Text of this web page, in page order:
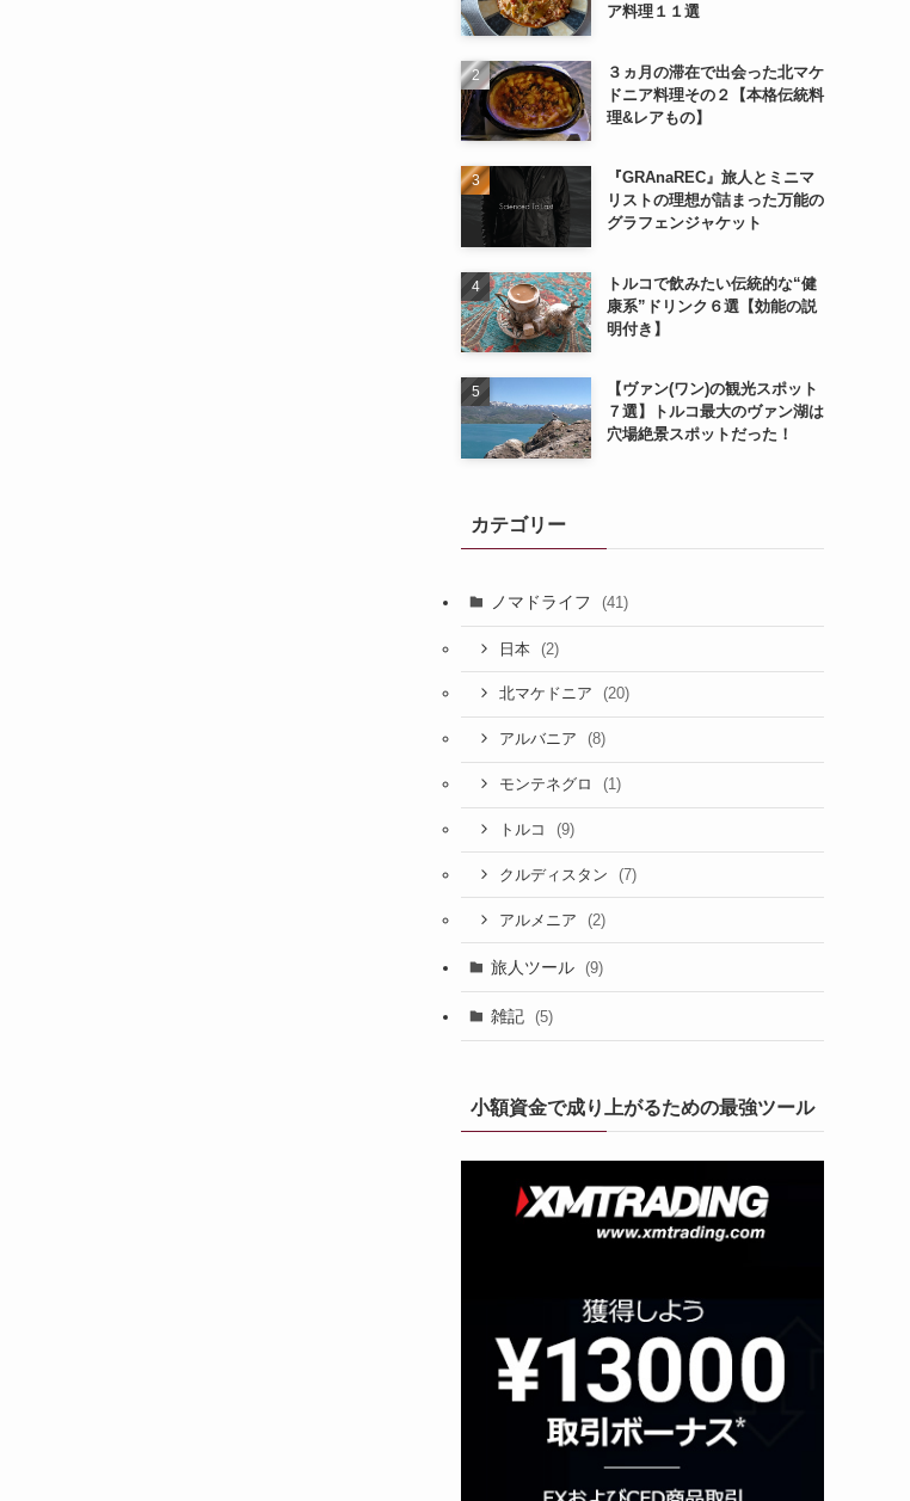
ア料理１１選
３ヵ月の滞在で出会った北マケ
ドニア料理その２【本格伝統料
理&レアもの】
『GRAnaREC』旅人とミニマ
リストの理想が詰まった万能の
グラフェンジャケット
トルコで飲みたい伝統的な“健
康系”ドリンク６選【効能の説
明付き】
【ヴァン(ワン)の観光スポット
７選】トルコ最大のヴァン湖は
穴場絶景スポットだった！
カテゴリー
ノマドライフ (41)
日本 (2)
北マケドニア (20)
アルバニア (8)
モンテネグロ (1)
トルコ (9)
クルディスタン (7)
アルメニア (2)
旅人ツール (9)
雑記 (5)
小額資金で成り上がるための最強ツール